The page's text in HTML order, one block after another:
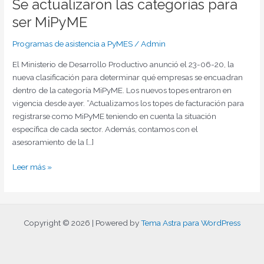
Se actualizaron las categorías para
ser MiPyME
Programas de asistencia a PyMES /Admin
El Ministerio de Desarrollo Productivo anunció el 23-06-20, la
nueva clasificación para determinar qué empresas se encuadran
dentro de la categoría MiPyME. Los nuevos topes entraron en
vigencia desde ayer. “Actualizamos los topes de facturación para
registrarse como MiPyME teniendo en cuenta la situación
específica de cada sector. Además, contamos con el
asesoramiento de la […]
Leer más »
Copyright © 2026 | Powered byTema Astra para WordPress